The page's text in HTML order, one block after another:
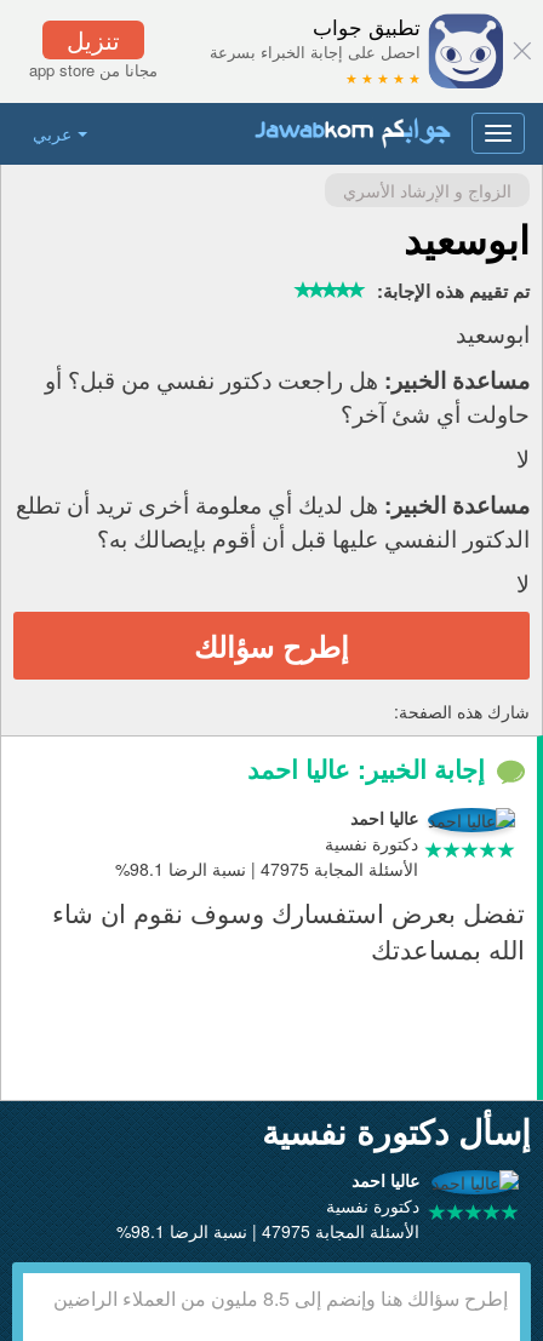
تنزيل
مجانا من app store
تطبيق جواب
احصل على إجابة الخبراء بسرعة
★ ★ ★ ★ ★
عربي
Toggle
navigation
الزواج و الإرشاد الأسري
ابوسعيد
تم تقييم هذه الإجابة:
ابوسعيد
مساعدة الخبير: هل راجعت دكتور نفسي من قبل؟ أو
حاولت أي شئ آخر؟
لا
مساعدة الخبير: هل لديك أي معلومة أخرى تريد أن تطلع
الدكتور النفسي عليها قبل أن أقوم بإيصالك به؟
لا
إطرح سؤالك
شارك هذه الصفحة:
إجابة الخبير: عاليا احمد
عاليا احمد
دكتورة نفسية
الأسئلة المجابة 47975 | نسبة الرضا 98.1%
تفضل بعرض استفسارك وسوف نقوم ان شاء
الله بمساعدتك
إسأل دكتورة نفسية
عاليا احمد
دكتورة نفسية
الأسئلة المجابة 47975 | نسبة الرضا 98.1%